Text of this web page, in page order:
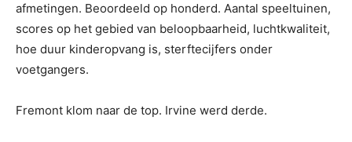
afmetingen. Beoordeeld op honderd. Aantal speeltuinen,
scores op het gebied van beloopbaarheid, luchtkwaliteit,
hoe duur kinderopvang is, sterftecijfers onder
voetgangers.
Fremont klom naar de top. Irvine werd derde.